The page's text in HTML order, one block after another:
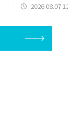
催！miComet
2026.08.07